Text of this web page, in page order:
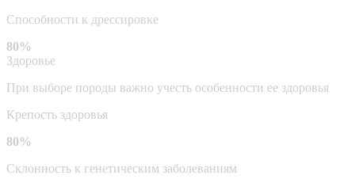
Способности к дрессировке
80%
Здоровье
При выборе породы важно учесть особенности ее здоровья
Крепость здоровья
80%
Склонность к генетическим заболеваниям